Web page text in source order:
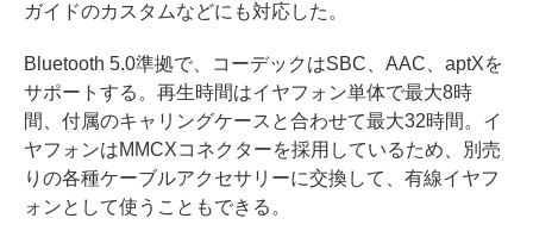
ガイドのカスタムなどにも対応した。
Bluetooth 5.0準拠で、コーデックはSBC、AAC、aptXを
サポートする。再生時間はイヤフォン単体で最大8時
間、付属のキャリングケースと合わせて最大32時間。イ
ヤフォンはMMCXコネクターを採用しているため、別売
りの各種ケーブルアクセサリーに交換して、有線イヤフ
ォンとして使うこともできる。